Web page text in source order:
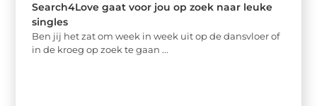
Search4Love gaat voor jou op zoek naar leuke
singles
Ben jij het zat om week in week uit op de dansvloer of
in de kroeg op zoek te gaan ...